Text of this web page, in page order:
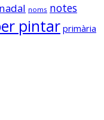
nadal noms notes
pintar primària